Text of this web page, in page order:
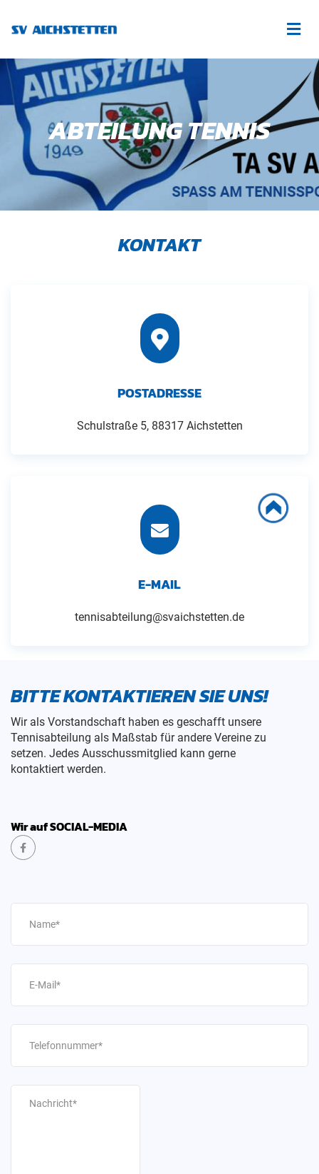
ABTEILUNG TENNIS
KONTAKT
POSTADRESSE
Schulstraße 5, 88317 Aichstetten
E-MAIL
tennisabteilung@svaichstetten.de
BITTE KONTAKTIEREN SIE UNS!
Wir als Vorstandschaft haben es geschafft unsere
Tennisabteilung als Maßstab für andere Vereine zu
setzen. Jedes Ausschussmitglied kann gerne
kontaktiert werden.
Wir auf SOCIAL-MEDIA